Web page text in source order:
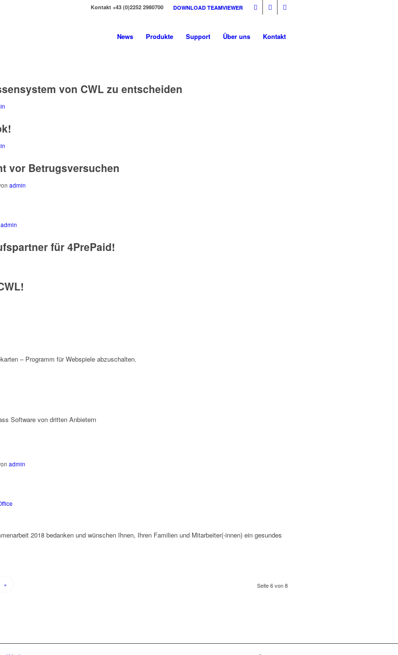
DOWNLOAD TEAMVIEWER
Kontakt +43 (0)2252 2980700
News Produkte Support Über uns Kontakt
von CWL zu entscheiden
vor Betrugsversuchen
admin
admin
für 4PrePaid!
– Programm für Webspiele abzuschalten.
Software von dritten Anbietern
admin
2018 bedanken und wünschen Ihnen, Ihren Familien und Mitarbeiter(-innen) ein gesundes
Seite 6 von 8
»